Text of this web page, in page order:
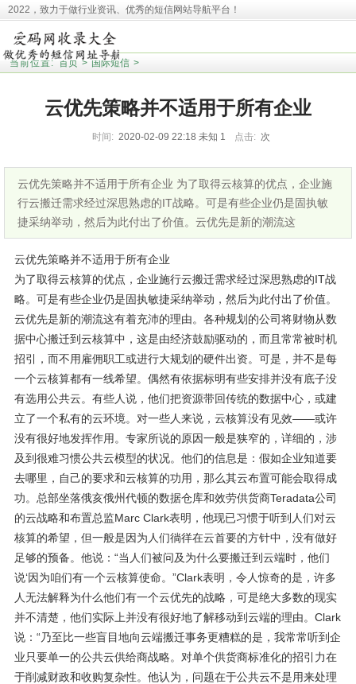
2022，致力于做行业资讯、优秀的短信网站导航平台！
本站收录相关网址皆来源于网络，欢迎广大用户反馈问题网站，本站将第一时间清
理！并且提醒大家！
当前位置:
首页 > 国际短信 >
云优先策略并不适用于所有企业
时间: 2020-02-09 22:18 未知 1 点击: 次
云优先策略并不适用于所有企业 为了取得云核算的优点，企业施
行云搬迁需求经过深思熟虑的IT战略。可是有些企业仍是固执敏
捷采纳举动，然后为此付出了价值。云优先是新的潮流这
云优先策略并不适用于所有企业
为了取得云核算的优点，企业施行云搬迁需求经过深思熟虑的IT战
略。可是有些企业仍是固执敏捷采纳举动，然后为此付出了价值。
云优先是新的潮流这有着充沛的理由。各种规划的公司将财物从数
据中心搬迁到云核算中，这是由经济鼓励驱动的，而且常常被时机
招引，而不用雇佣职工或进行大规划的硬件出资。可是，并不是每
一个云核算都有一线希望。偶然有依据标明有些安排并没有底子没
有选用公共云。有些人说，他们把资源带回传统的数据中心，或建
立了一个私有的云环境。对一些人来说，云核算没有见效——或许
没有很好地发挥作用。专家所说的原因一般是狭窄的，详细的，涉
及到很难习惯公共云模型的状况。他们的信息是：假如企业知道要
去哪里，自己的要求和云核算的功用，那么其云布置可能会取得成
功。总部坐落俄亥俄州代顿的数据仓库和效劳供货商Teradata公司
的云战略和布置总监Marc Clark表明，他现已习惯于听到人们对云
核算的希望，但一般是因为人们徜徉在云首要的方针中，没有做好
足够的预备。他说：“当人们被问及为什么要搬迁到云端时，他们
说‘因为咱们有一个云核算使命。”Clark表明，令人惊奇的是，许多
人无法解释为什么他们有一个云优先的战略，可是绝大多数的现实
并不清楚，他们实际上并没有很好地了解移动到云端的理由。Clark
说：“乃至比一些盲目地向云端搬迁事务更糟糕的是，我常常听到企
业只要单一的公共云供给商战略。对单个供货商标准化的招引力在
于削减财政和收购复杂性。他认为，问题在于公共云不是用来处理